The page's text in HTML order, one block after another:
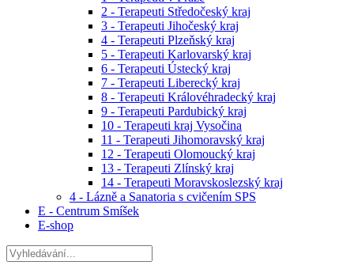
2 - Terapeuti Středočeský kraj
3 - Terapeuti Jihočeský kraj
4 - Terapeuti Plzeňský kraj
5 - Terapeuti Karlovarský kraj
6 - Terapeuti Ústecký kraj
7 - Terapeuti Liberecký kraj
8 - Terapeuti Královéhradecký kraj
9 - Terapeuti Pardubický kraj
10 - Terapeuti kraj Vysočina
11 - Terapeuti Jihomoravský kraj
12 - Terapeuti Olomoucký kraj
13 - Terapeuti Zlínský kraj
14 - Terapeuti Moravskoslezský kraj
4 - Lázně a Sanatoria s cvičením SPS
E - Centrum Smíšek
E-shop